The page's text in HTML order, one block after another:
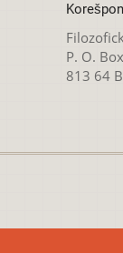
P. O.
813 64